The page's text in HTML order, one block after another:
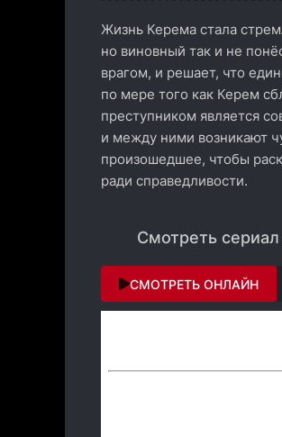
Жизнь Керема стала
но виновный так и не
врагом, и решает, что
по мере того как Керем
преступником является
и между ними возникают
произошедшее, чтобы
ради справедливости.
Смотреть
СМОТРЕТЬ ОНЛАЙН